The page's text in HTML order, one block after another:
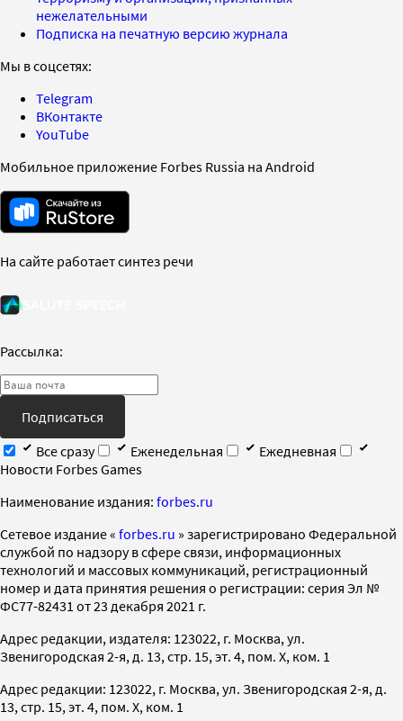
нежелательными
Подписка на печатную версию журнала
Мы в соцсетях:
Telegram
ВКонтакте
YouTube
Мобильное приложение Forbes Russia на Android
На сайте работает синтез речи
Рассылка:
Подписаться
Все сразу
Еженедельная
Ежедневная
Новости Forbes Games
Наименование издания: forbes.ru
Cетевое издание « forbes.ru » зарегистрировано Федеральной
службой по надзору в сфере связи, информационных
технологий и массовых коммуникаций, регистрационный
номер и дата принятия решения о регистрации: серия Эл №
ФС77-82431 от 23 декабря 2021 г.
Адрес редакции, издателя: 123022, г. Москва, ул.
Звенигородская 2-я, д. 13, стр. 15, эт. 4, пом. X, ком. 1
Адрес редакции: 123022, г. Москва, ул. Звенигородская 2-я, д.
13, стр. 15, эт. 4, пом. X, ком. 1